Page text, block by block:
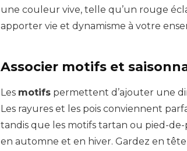
une couleur vive, telle qu’un rouge
apporter vie et dynamisme à votre
Associer motifs et
Les motifspermettent d’ajouter une
Les rayures et les pois conviennent
tandis que les motifs tartan ou pied-
en automne et en hiver. Gardez en